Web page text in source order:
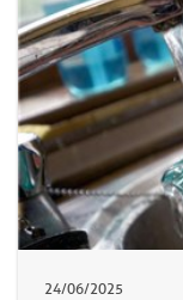
24/06/2025